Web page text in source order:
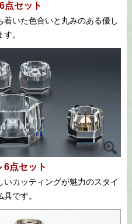
点セット
いた色合いと丸みのある優し
。
6点セット
カッティングが魅力のスタイ
です。